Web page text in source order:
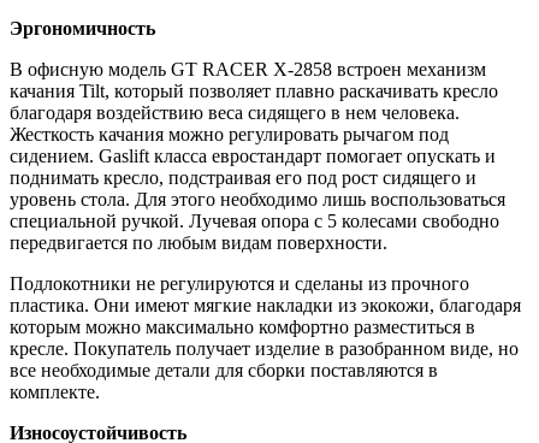
Эргономичность
В офисную модель GT RACER X-2858 встроен механизм
качания Tilt, который позволяет плавно раскачивать кресло
благодаря воздействию веса сидящего в нем человека.
Жесткость качания можно регулировать рычагом под
сидением. Gaslift класса евростандарт помогает опускать и
поднимать кресло, подстраивая его под рост сидящего и
уровень стола. Для этого необходимо лишь воспользоваться
специальной ручкой. Лучевая опора с 5 колесами свободно
передвигается по любым видам поверхности.
Подлокотники не регулируются и сделаны из прочного
пластика. Они имеют мягкие накладки из экокожи, благодаря
которым можно максимально комфортно разместиться в
кресле. Покупатель получает изделие в разобранном виде, но
все необходимые детали для сборки поставляются в
комплекте.
Износоустойчивость